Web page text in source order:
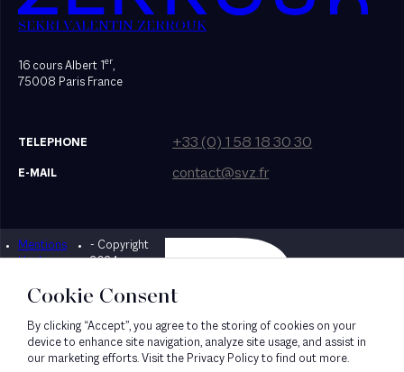
SEKRI VALENTIN ZERROUK
16 cours Albert 1er,
75008 Paris France
TELEPHONE +33 (0) 1 58 18 30 30
E-MAIL contact@svz.fr
Mentions
légales
- Copyright
2024
Designed by Bonhomme
Cookie Consent
By clicking “Accept”, you agree to the storing of cookies on your
device to enhance site navigation, analyze site usage, and assist in
our marketing efforts. Visit the Privacy Policy to find out more.